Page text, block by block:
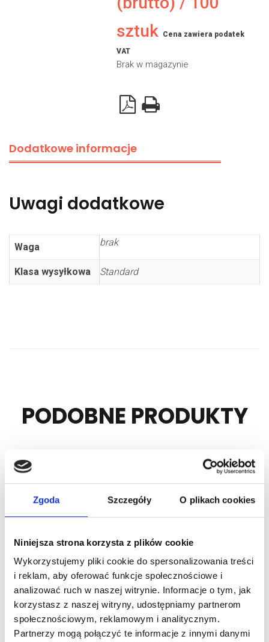
Zgoda Szczegóły O plikach cookies
Niniejsza strona korzysta z plików cookie
Wykorzystujemy pliki cookie do spersonalizowania treści
i reklam, aby oferować funkcje społecznościowe i
analizować ruch w naszej witrynie. Informacje o tym, jak
korzystasz z naszej witryny, udostępniamy partnerom
społecznościowym, reklamowym i analitycznym.
Partnerzy mogą połączyć te informacje z innymi danymi
sztuk Cena zawiera podatek
VAT
Brak w magazynie
Dodatkowe informacje
Uwagi dodatkowe
Waga brak
Klasa wysyłkowa Standard
PODOBNE PRODUKTY
Nr Art.: 14011
Śruba do szyn
M6x14mm
Cena detaliczna (brutto)
Śruba płaska
zamkowa
uniwersalna
M8x10,5mm